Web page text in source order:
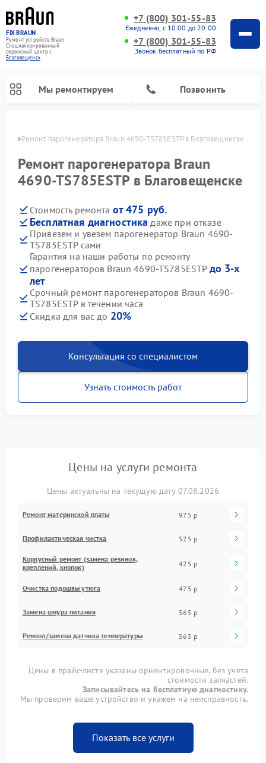
FIX-BRAUN
Ремонт устройств Braun
Специализированный
cервисный центр г.
Благовещенск
+7 (800) 301-55-83
Ежедневно, с 10:00 до 20:00
+7 (800) 301-55-83
Звонок бесплатный по РФ
Мы ремонтируем Позвонить
Ремонт парогенератора Braun 4690-TS785ESTP в Благовещенске
Ремонт парогенератора Braun
4690-TS785ESTP в Благовещенске
Стоимость ремонта от 475 руб.
Бесплатная диагностика даже при отказе
Привезем и увезем парогенератор Braun 4690-
TS785ESTP сами
Гарантия на наши работы по ремонту
парогенераторов Braun 4690-TS785ESTP до 3-х
лет
Срочный ремонт парогенераторов Braun 4690-
TS785ESTP в течении часа
Скидка для вас до 20%
Консультация со специалистом
Узнать стоимость работ
Цены на услуги ремонта
Цены актуальны на текущую дату 07.08.2026
Ремонт материнской платы 975 р
Профилактическая чистка 525 р
Корпусный ремонт (замена резинок,
креплений, кнопок)
425 р
Очистка подошвы утюга 475 р
Замена шнура питания 565 р
Ремонт/замена датчика температуры 565 р
Цены в прайс-листе указаны ориентировочные, без учета
стоимости запчастей.
Записывайтесь на бесплатную диагностику.
Мы проверим ваше устройство и укажем на неисправность.
Показать все услуги